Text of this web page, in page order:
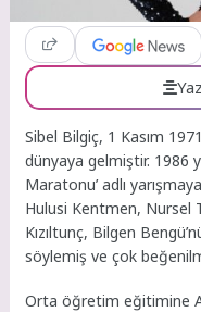
Sibel Bilgiç, 1 Kasım
dünyaya gelmiştir. 1986
Maratonu’ adlı
Hulusi Kentmen, Nursel
Kızıltunç, Bilgen
söylemiş ve çok
Orta öğretim eğitimine